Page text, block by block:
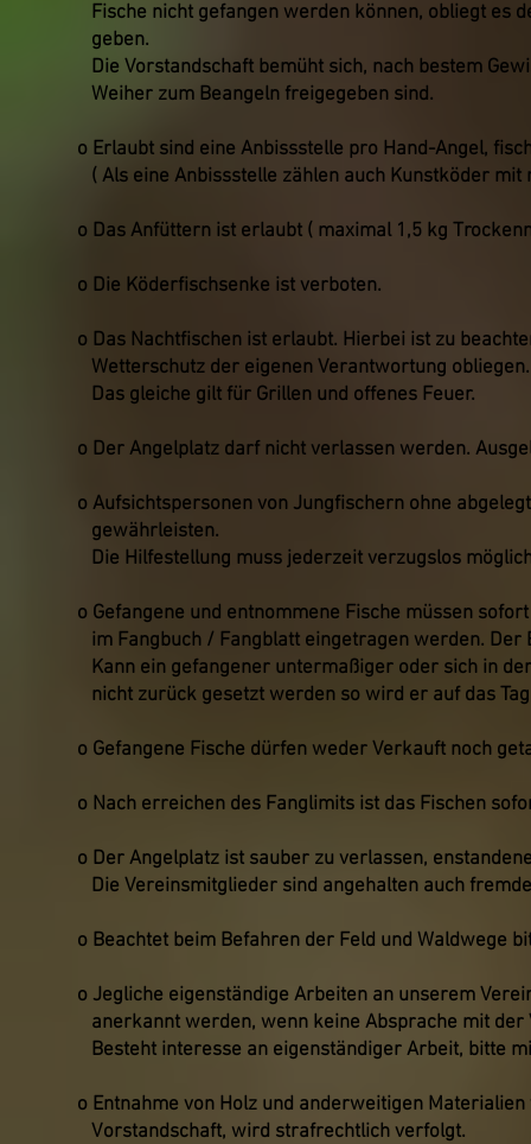
Fische nicht gefangen werden können, obliegt es
geben.
Die Vorstandschaft bemüht sich, nach bestem
Weiher zum Beangeln freigegeben sind.
o Erlaubt sind eine Anbissstelle pro Hand-Angel,
( Als eine Anbissstelle zählen auch Kunstköder mit
o Das Anfüttern ist erlaubt ( maximal 1,5 kg
o Die Köderfischsenke ist verboten.
o Das Nachtfischen ist erlaubt. Hierbei ist zu
Wetterschutz der eigenen Verantwortung obliegen.
Das gleiche gilt für Grillen und offenes Feuer.
o Der Angelplatz darf nicht verlassen werden.
o Aufsichtspersonen von Jungfischern ohne
gewährleisten.
Die Hilfestellung muss jederzeit verzugslos
o Gefangene und entnommene Fische müssen
im Fangbuch / Fangblatt eingetragen werden.
Kann ein gefangener untermaßiger oder sich in
nicht zurück gesetzt werden so wird er auf das
o Gefangene Fische dürfen weder Verkauft noch
o Nach erreichen des Fanglimits ist das Fischen
o Der Angelplatz ist sauber zu verlassen,
Die Vereinsmitglieder sind angehalten auch
o Beachtet beim Befahren der Feld und Waldwege
o Jegliche eigenständige Arbeiten an unserem
anerkannt werden, wenn keine Absprache mit der
Besteht interesse an eigenständiger Arbeit, bitte
o Entnahme von Holz und anderweitigen
Vorstandschaft, wird strafrechtlich verfolgt.